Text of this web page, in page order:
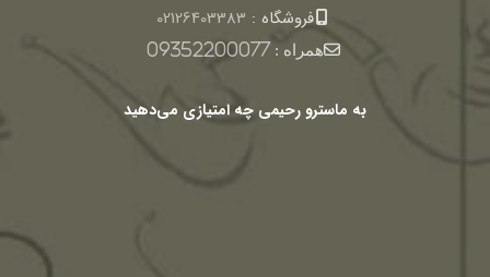
فروشگاه : 02126403383
همراه :09352200077
به ماسترو رحیمی چه امتیازی می‌دهید